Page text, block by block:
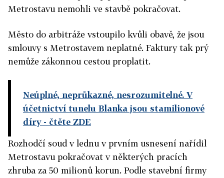
Metrostavu nemohli ve stavbě pokračovat.
Město do arbitráže vstoupilo kvůli obavě, že jsou
smlouvy s Metrostavem neplatné. Faktury tak prý
nemůže zákonnou cestou proplatit.
Neúplné, neprůkazné, nesrozumitelné. V
účetnictví tunelu Blanka jsou stamilionové
díry- čtěte ZDE
Rozhodčí soud v lednu v prvním usnesení nařídil
Metrostavu pokračovat v některých pracích
zhruba za 50 milionů korun. Podle stavební firmy